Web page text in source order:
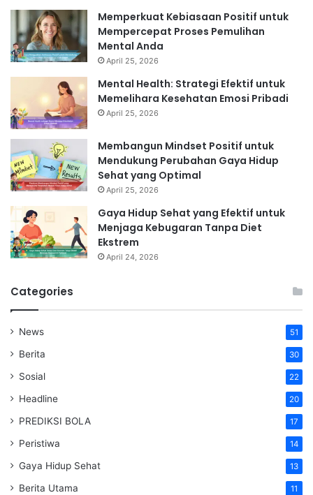
Memperkuat Kebiasaan Positif untuk
Mempercepat Proses Pemulihan
Mental Anda
April 25, 2026
Mental Health: Strategi Efektif untuk
Memelihara Kesehatan Emosi Pribadi
April 25, 2026
Membangun Mindset Positif untuk
Mendukung Perubahan Gaya Hidup
Sehat yang Optimal
April 25, 2026
Gaya Hidup Sehat yang Efektif untuk
Menjaga Kebugaran Tanpa Diet
Ekstrem
April 24, 2026
Categories
News 51
Berita 30
Sosial 22
Headline 20
PREDIKSI BOLA 17
Peristiwa 14
Gaya Hidup Sehat 13
Berita Utama 11